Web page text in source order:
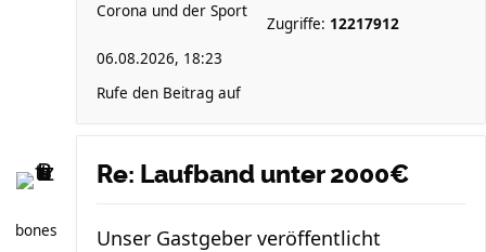
Corona und der Sport
Zugriffe: 12217912
06.08.2026, 18:23
Rufe den Beitrag auf
bones
Re: Laufband unter 2000€
Unser Gastgeber veröffentlicht